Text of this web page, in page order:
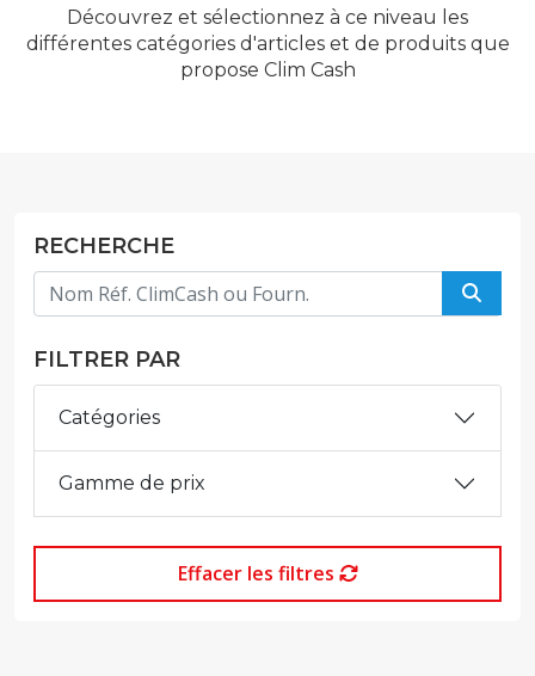
Découvrez et sélectionnez à ce niveau les
différentes catégories d'articles et de produits que
propose Clim Cash
RECHERCHE
FILTRER PAR
Catégories
Gamme de prix
Effacer les filtres